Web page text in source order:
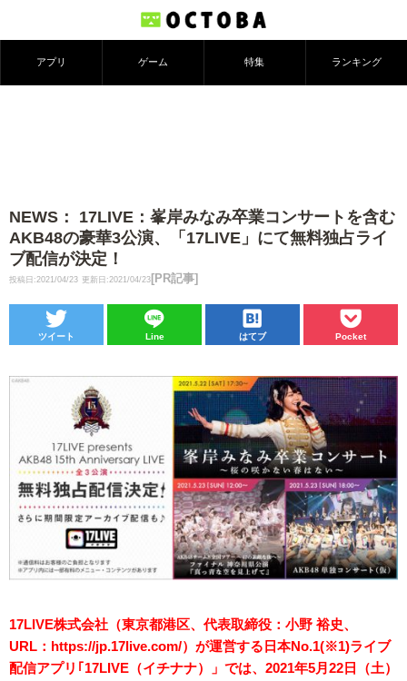
アプリ ゲーム 特集 ランキング
NEWS： 17LIVE：峯岸みなみ卒業コンサートを含む
AKB48の豪華3公演、「17LIVE」にて無料独占ライ
ブ配信が決定！
投稿日:2021/04/23 更新日:2021/04/23 [PR記事]
ツイート Line はてブ Pocket
17LIVE株式会社（東京都港区、代表取締役：小野 裕史、
URL：https://jp.17live.com/）が運営する日本No.1(※1)ライブ
配信アプリ｢17LIVE（イチナナ）」では、2021年5月22日（土）